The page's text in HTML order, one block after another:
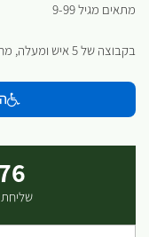
מתאים מגיל 9-99
בקבוצה של 5 איש ומעלה, מחיר כניסה –20 ₪ למבקר, החל מגיל 6.